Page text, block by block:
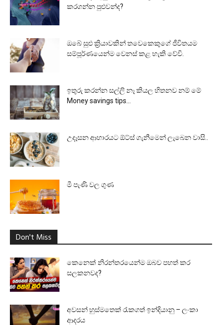
කරගන්න පුළුවන්ද?
ඔබේ සුළු ක්‍රියාවකින් තවෙකෙකුගේ ජීවිතයම
සම්පූර්ණයෙන්ම වෙනස් කළ හැකි වේවි.
ඉතුරු කරන්න සල්ලි නෑ කියල හිතනව නම් මේ
Money savings tips...
උදෑසන ආහාරයට ඕට්ස් ගැනීමෙන් ලැබෙන වාසි..
මී පැණි වල ගුණ
Don't Miss
කෙනෙක් නිරන්තරයෙන්ම ඔබව පහත් කර
සලකනවද?
අවසන් හුස්මතෙක් රැකගත් ඉන්දියානු – ලංකා
ආදරය